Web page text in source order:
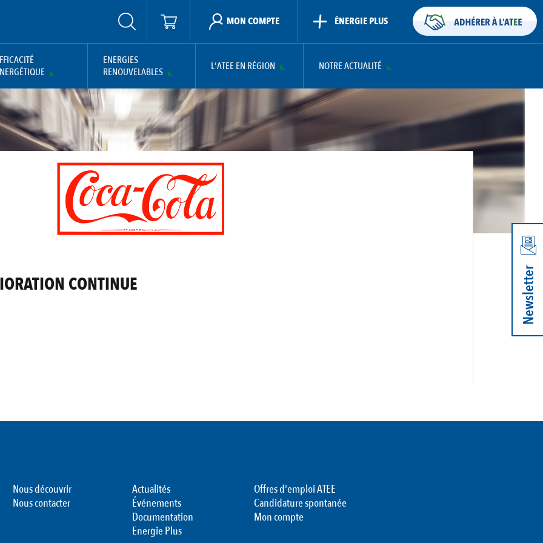
MON COMPTE ÉNERGIE PLUS
ENERGIES
RENOUVELABLES
L'ATEE EN RÉGION NOTRE ACTUALITÉ
CONTINUE Newsletter
Nous découvrir
Nous contacter
Actualités
Événements
Documentation
Energie Plus
Offres d'emploi ATEE
Candidature spontanée
Mon compte